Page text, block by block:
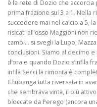
è la rete di Dozio che
prima frazione sul 3 a 1. Nella
succedere mai nel calcio a 5,
risicati all’osso Maggioni non
cambi… si svegli la Lupo,
conclusioni. Siamo al decimo
d’ora e quando Dozio s’infila
infila Secci la rimonta è
Chubanga tutta riversata in
che sembrava vinta, il più
bloccate da Perego (ancora